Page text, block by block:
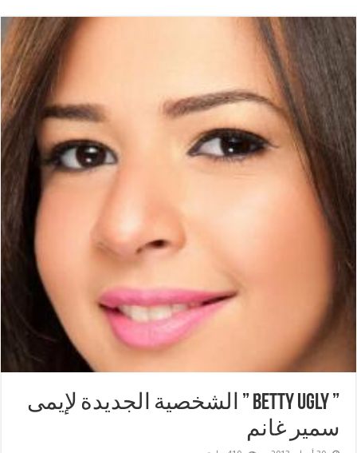
” Betty Ugly ” الشخصية الجديدة لإيمى
سمير غانم